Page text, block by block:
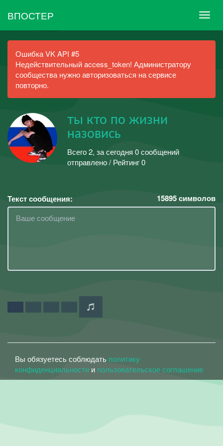
ВПОСТЕР
Ошибка VK API #5
Недействительный access_token! Администратору
сообщества нужно авторизоваться на сервисе
повторно.
ты кто по жизни
назовись
Всего 2, за сегодня 0 сообщений
отправлено / Рейтинг 0
Текст сообщения: 15895символов
Вы обязуетесь соблюдать политику
конфиденциальности и пользовательское соглашение